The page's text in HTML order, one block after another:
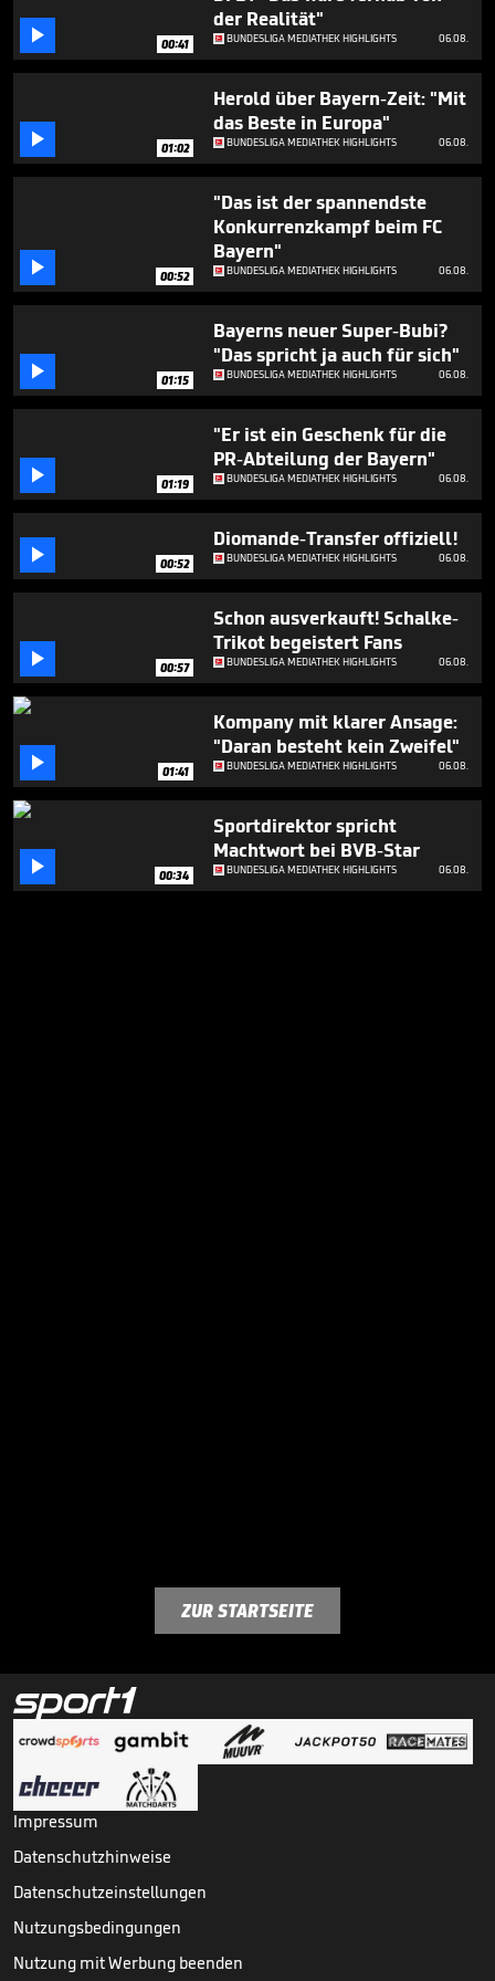
 00:41
der Realität"
BUNDESLIGA MEDIATHEK HIGHLIGHTS 06.08.
 01:02
Herold über Bayern-Zeit: "Mit
das Beste in Europa"
BUNDESLIGA MEDIATHEK HIGHLIGHTS 06.08.
 00:52
"Das ist der spannendste
Konkurrenzkampf beim FC
Bayern"
BUNDESLIGA MEDIATHEK HIGHLIGHTS 06.08.
 01:15
Bayerns neuer Super-Bubi?
"Das spricht ja auch für sich"
BUNDESLIGA MEDIATHEK HIGHLIGHTS 06.08.
 01:19
"Er ist ein Geschenk für die
PR-Abteilung der Bayern"
BUNDESLIGA MEDIATHEK HIGHLIGHTS 06.08.
 00:52
Diomande-Transfer offiziell!
BUNDESLIGA MEDIATHEK HIGHLIGHTS 06.08.
 00:57
Schon ausverkauft! Schalke-
Trikot begeistert Fans
BUNDESLIGA MEDIATHEK HIGHLIGHTS 06.08.
 01:41
Kompany mit klarer Ansage:
"Daran besteht kein Zweifel"
BUNDESLIGA MEDIATHEK HIGHLIGHTS 06.08.
 00:34
Sportdirektor spricht
Machtwort bei BVB-Star
BUNDESLIGA MEDIATHEK HIGHLIGHTS 06.08.
ZUR STARTSEITE
Impressum
Datenschutzhinweise
Datenschutzeinstellungen
Nutzungsbedingungen
Nutzung mit Werbung beenden